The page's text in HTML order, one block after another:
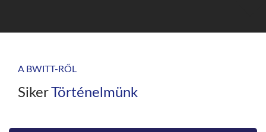
A BWITT-RŐL
SikerTörténelmünk